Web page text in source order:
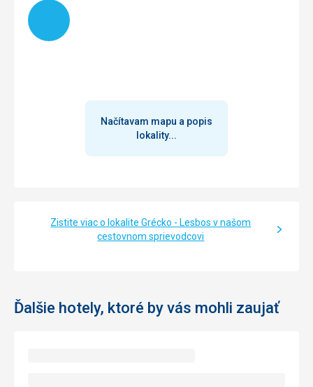
Načítam
Načítavam mapu a popis
lokality...
Zistite viac o lokalite Grécko - Lesbos v našom
cestovnom sprievodcovi
Ďalšie hotely, ktoré by vás mohli zaujať